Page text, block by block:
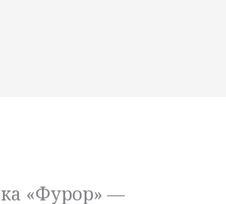
«Фурор» —